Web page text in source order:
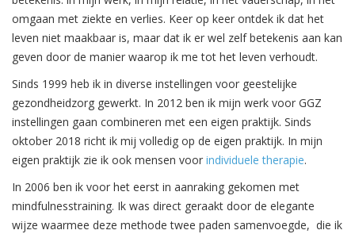
omgaan met ziekte en verlies. Keer op keer ontdek ik dat het
leven niet maakbaar is, maar dat ik er wel zelf betekenis aan kan
geven door de manier waarop ik me tot het leven verhoudt.
Sinds 1999 heb ik in diverse instellingen voor geestelijke
gezondheidzorg gewerkt. In 2012 ben ik mijn werk voor GGZ
instellingen gaan combineren met een eigen praktijk. Sinds
oktober 2018 richt ik mij volledig op de eigen praktijk. In mijn
eigen praktijk zie ik ook mensen voor individuele therapie.
In 2006 ben ik voor het eerst in aanraking gekomen met
mindfulnesstraining. Ik was direct geraakt door de elegante
wijze waarmee deze methode twee paden samenvoegde, die ik